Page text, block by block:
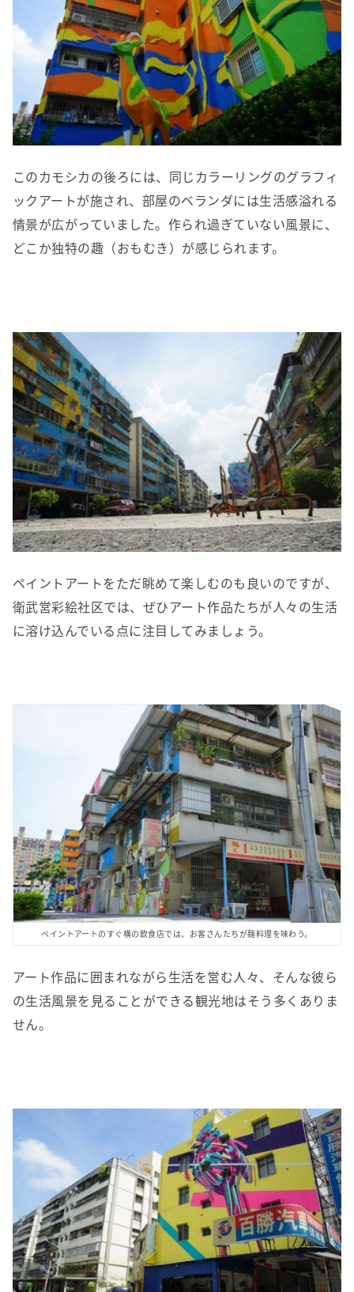
このカモシカの後ろには、同じカラーリングのグラフィ
ックアートが施され、部屋のベランダには生活感溢れる
情景が広がっていました。作られ過ぎていない風景に、
どこか独特の趣（おもむき）が感じられます。
ペイントアートをただ眺めて楽しむのも良いのですが、
衛武営彩絵社区では、ぜひアート作品たちが人々の生活
に溶け込んでいる点に注目してみましょう。
ペイントアートのすぐ横の飲食店では、お客さんたちが麺料理を味わう。
アート作品に囲まれながら生活を営む人々、そんな彼ら
の生活風景を見ることができる観光地はそう多くありま
せん。